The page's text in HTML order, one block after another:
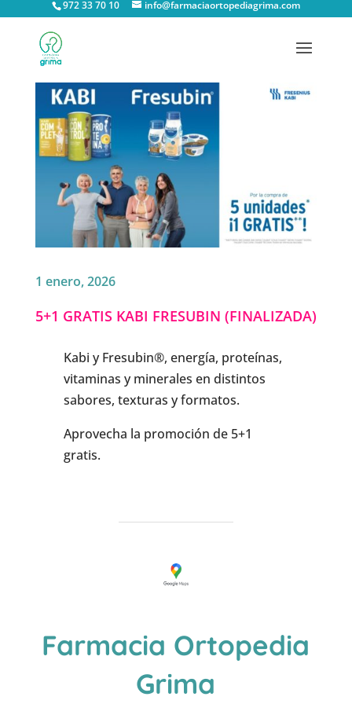
972 33 70 10 info@farmaciaortopediagrima.com
1 enero, 2026
5+1 GRATIS KABI FRESUBIN (FINALIZADA)
Kabi y Fresubin®, energía, proteínas,
vitaminas y minerales en distintos
sabores, texturas y formatos.
Aprovecha la promoción de 5+1
gratis.
Farmacia Ortopedia
Grima